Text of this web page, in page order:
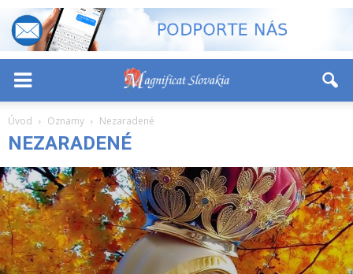
Úvod Oznamy Nezaradené
NEZARADENÉ
+